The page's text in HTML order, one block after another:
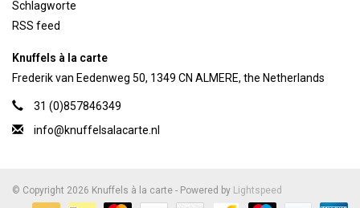
Schlagworte
RSS feed
Knuffels à la carte
Frederik van Eedenweg 50, 1349 CN ALMERE, the Netherlands
31 (0)857846349
info@knuffelsalacarte.nl
© Copyright 2026 Knuffels à la carte - Powered by Lightspeed